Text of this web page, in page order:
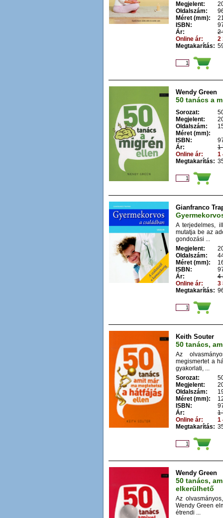
Megjelent:
Oldalszám:
Méret (mm):
ISBN:
Ár:
2
Online ár:
2
Megtakarítás:
Wendy Green
50 tanács a
Sorozat:
Megjelent:
Oldalszám:
Méret (mm):
ISBN:
Ár:
1
Online ár:
1
Megtakarítás:
Gianfranco
A terjedelmes,
mutatja be az
gondozási ...
Megjelent:
Oldalszám:
Méret (mm):
ISBN:
Ár:
4
Online ár:
3
Megtakarítás:
Keith Souter
50 tanács,
Az
megismertet a
gyakorlati, ...
Sorozat:
Megjelent:
Oldalszám:
Méret (mm):
ISBN:
Ár:
1
Online ár:
1
Megtakarítás:
Wendy Green
50 tanács,
elkerülhető
Az
Wendy Green
étrendi ...